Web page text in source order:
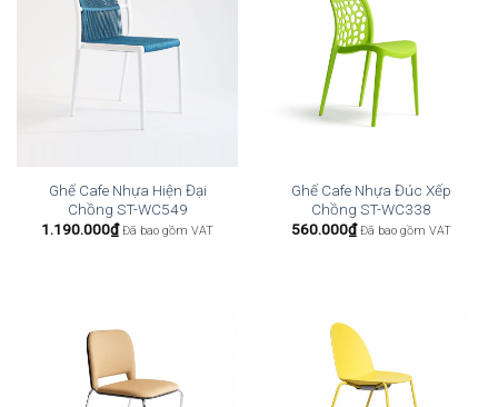
Ghế Cafe Nhựa Hiện Đại
Chồng ST-WC549
1.190.000₫ Đã bao gồm VAT
Ghế Cafe Nhựa Đúc Xếp
Chồng ST-WC338
560.000₫ Đã bao gồm VAT